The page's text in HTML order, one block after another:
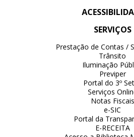
SERVIÇOS
Prestação de Contas /
Trânsito
Iluminação
Previper
Portal do 3º
Serviços
Notas Fiscais
e-SIC
Portal da
E-RECEITA